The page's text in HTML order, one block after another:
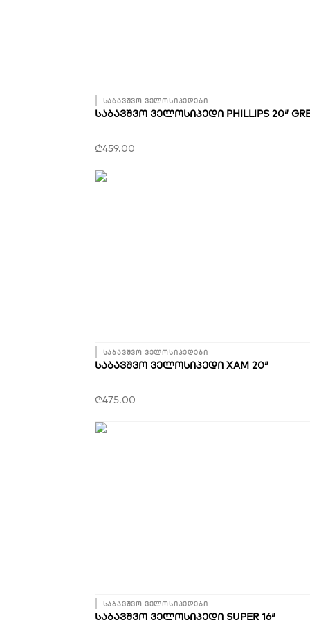
საბავშვო ველოსიპედები
ᲡᲐᲑᲐᲕᲨᲕᲝ ᲕᲔᲚᲝᲡᲘᲞᲔᲓᲘ PHILLIPS 20″
₾459.00
საბავშვო ველოსიპედები
ᲡᲐᲑᲐᲕᲨᲕᲝ ᲕᲔᲚᲝᲡᲘᲞᲔᲓᲘ XAM 20″
₾475.00
საბავშვო ველოსიპედები
ᲡᲐᲑᲐᲕᲨᲕᲝ ᲕᲔᲚᲝᲡᲘᲞᲔᲓᲘ SUPER 16″